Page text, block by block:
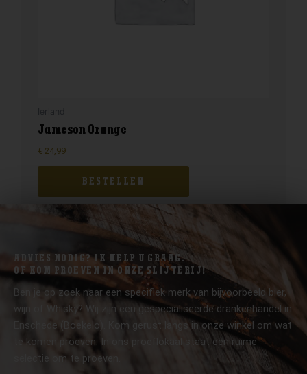
Jameson Orange
€ 24,99
BESTELLEN
ADVIES NODIG? IK HELP U GRAAG.
OF KOM PROEVEN IN ONZE SLIJTERIJ!
Ben je op zoek naar een specifiek merk van bijvoorbeeld bier,
wijn of Whisky? Wij zijn een gespecialiseerde drankenhandel in
Enschede (Boekelo). Kom gerust langs in onze winkel om wat
te komen proeven. In ons proeflokaal staat een ruime
selectie om te proeven.